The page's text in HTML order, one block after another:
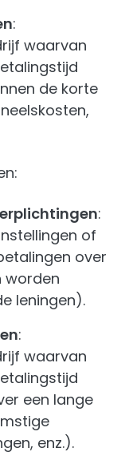
:
waarvan
de korte
:
of
over
worden
leningen).
:
waarvan
een lange
enz.).